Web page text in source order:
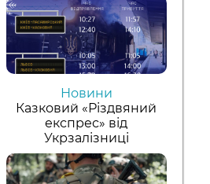
Новини
Казковий «Різдвяний
експрес» від
Укрзалізниці